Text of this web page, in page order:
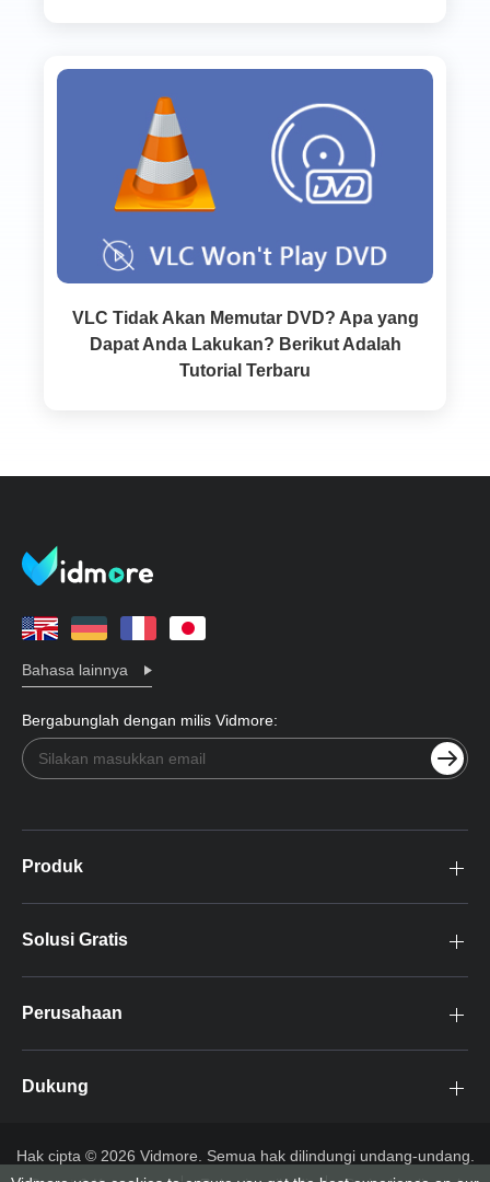
VLC Tidak Akan Memutar DVD? Apa yang
Dapat Anda Lakukan? Berikut Adalah
Tutorial Terbaru
Bahasa lainnya
Bergabunglah dengan milis Vidmore:
Produk
Solusi Gratis
Perusahaan
Dukung
Hak cipta © 2026 Vidmore. Semua hak dilindungi undang-undang.